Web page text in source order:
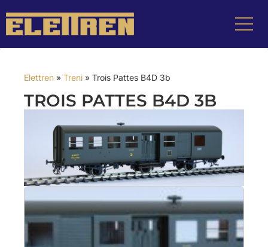
Elettren » Treni » Trois Pattes B4D 3b
TROIS PATTES B4D 3B